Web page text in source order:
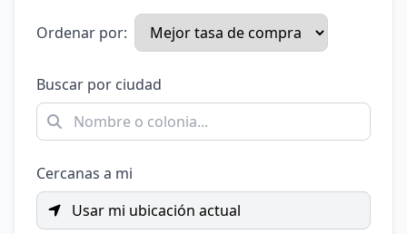
Ordenar por:
Buscar por ciudad
Cercanas a mi
Usar mi ubicación actual